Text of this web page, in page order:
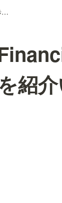
Journal of Financial Planningにて歩くとおトク保険を紹介いただきました
紹